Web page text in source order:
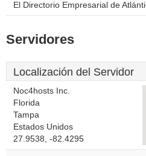
El Directorio Empresarial de
Servidores
Localización del Servidor
Noc4hosts Inc.
Florida
Tampa
Estados Unidos
27.9538, -82.4295